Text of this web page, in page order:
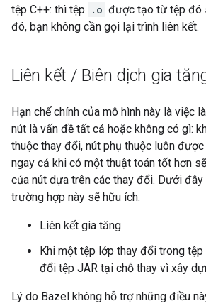
tệp C++: thì tệp
.o được tạo từ tệp đó
đó, bạn không cần gọi lại trình liên kết.
Liên kết / Biên dịch gia
Hạn chế chính của mô hình này là việc
nút là vấn đề tất cả hoặc không có gì:
thuộc thay đổi, nút phụ thuộc luôn
ngay cả khi có một thuật toán tốt hơn
của nút dựa trên các thay đổi. Dưới
trường hợp này sẽ hữu ích:
Liên kết gia tăng
Khi một tệp lớp thay đổi trong
đổi tệp JAR tại chỗ thay vì xây
Lý do Bazel không hỗ trợ những điều